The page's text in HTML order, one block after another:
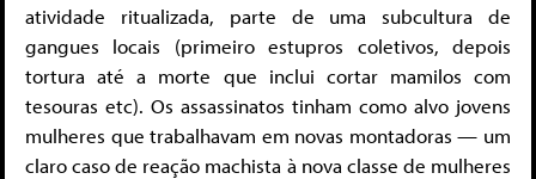
atividade ritualizada, parte de uma subcultura de
gangues locais (primeiro estupros coletivos, depois
tortura até a morte que inclui cortar mamilos com
tesouras etc). Os assassinatos tinham como alvo jovens
mulheres que trabalhavam em novas montadoras — um
claro caso de reação machista à nova classe de mulheres